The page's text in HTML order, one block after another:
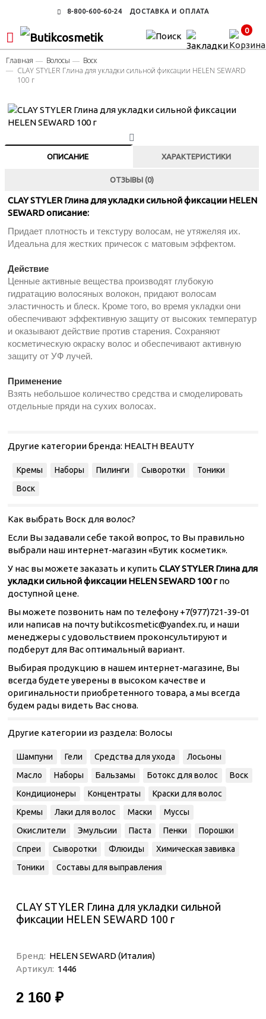
8-800-600-60-24 ДОСТАВКА И ОПЛАТА
0
Главная Волосы
Воск
CLAY STYLER Глина для укладки сильной фиксации HELEN SEWARD
100 г
ОПИСАНИЕ ХАРАКТЕРИСТИКИ
ОТЗЫВЫ (0)
CLAY STYLER Глина для укладки сильной фиксации HELEN
SEWARD описание:
Придает плотность и текстуру волосам, не утяжеляя их.
Идеальна для жестких причесок с матовым эффектом.
Действие
Ценные активные вещества производят глубокую
гидратацию волосяных волокон, придают волосам
эластичность и блеск. Кроме того, во время укладки они
обеспечивают эффективную защиту от высоких температур
и оказывают действие против старения. Сохраняют
косметическую окраску волос и обеспечивают активную
защиту от УФ лучей.
Применение
Взять небольшое количество средства и смоделировать
отдельные пряди на сухих волосах.
Другие категории бренда: HEALTH BEAUTY
Кремы Наборы Пилинги Сыворотки
Тоники
Воск
Как выбрать Воск для волос?
Если Вы задавали себе такой вопрос, то Вы правильно
выбрали наш интернет-магазин «Бутик косметик».
У нас вы можете заказать и купить CLAY STYLER Глина для
укладки сильной фиксации HELEN SEWARD 100 гпо
доступной цене.
Вы можете позвонить нам по телефону +7(977)721-39-01
или написав на почту butikcosmetic@yandex.ru, и наши
менеджеры с удовольствием проконсультируют и
подберут для Вас оптимальный вариант.
Выбирая продукцию в нашем интернет-магазине, Вы
всегда будете уверены в высоком качестве и
оригинальности приобретенного товара, а мы всегда
будем рады видеть Вас снова.
Другие категории из раздела: Волосы
Шампуни Гели Средства для ухода
Лосьоны
Масло
Наборы Бальзамы Ботокс для волос
Воск
Кондиционеры
Концентраты
Краски для волос
Кремы
Лаки для волос Маски
Муссы
Окислители
Эмульсии Паста Пенки
Порошки
Спреи
Сыворотки Флюиды
Химическая завивка
Тоники
Составы для выправления
CLAY STYLER Глина для укладки сильной
фиксации HELEN SEWARD 100 г
Бренд: HELEN SEWARD (Италия)
Артикул: 1446
2 160 ₽